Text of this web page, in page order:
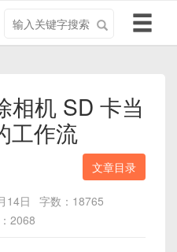
导
航
切
相机 SD 卡当
工作流
文章目录
14日
字数：18765
2068